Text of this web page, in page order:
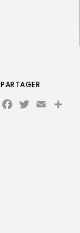
PARTAGER
Facebook
Twitter
Email